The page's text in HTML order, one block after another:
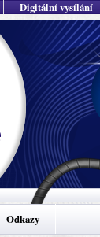
Digitální vysílání
Odkazy